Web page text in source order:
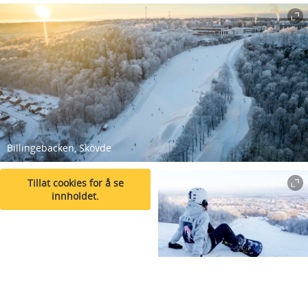
Billingebacken, Skövde
Tillat cookies for å se
innholdet.